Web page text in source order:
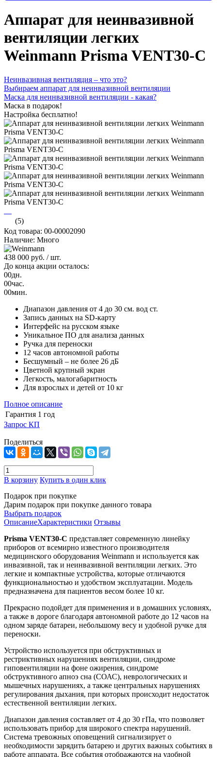
Аппарат для неинвазивной
вентиляции легких
Weinmann Prisma VENT30-C
Неинвазивная вентиляция – что это?
Выбираем аппарат для неинвазивной вентиляции
Маска для неинвазивной вентиляции - какая?
Маска в подарок!
Настройка бесплатно!
(5)
Код товара: 00-00002090
Наличие: Много
438 000 руб. / шт.
До конца акции осталось:
00дн.
00час.
00мин.
Диапазон давления от 4 до 30 см. вод ст.
Запись данных на SD-карту
Интерфейс на русском языке
Уникальное ПО для анализа данных
Ручка для переноски
12 часов автономной работы
Бесшумный – не более 26 дБ
Цветной крупный экран
Легкость, малогабаритность
Для взрослых и детей от 10 кг
Полное описание
Гарантия 1 год
Запрос КП
Поделиться
В корзину Купить в один клик
Подарок при покупке
Дарим подарок при покупке данного товара
Выбрать подарок
ОписаниеХарактеристики Отзывы
Prisma VENT30-С представляет современную линейку
приборов от всемирно известного производителя
медицинского оборудования Weinmann и используется как
инвазивной, так и неинвазивной вентиляции легких. Это
легкие и компактные устройства, которые отличаются
функциональностью и удобством эксплуатации. Модель
предназначена для пациентов весом более 10 кг.
Прекрасно подойдет для применения и в домашних условиях,
а также в дороге благодаря автономной работе до 12 часов на
одном заряде батареи, небольшому весу и удобной ручке для
переноски.
Устройство используется при обструктивных и
рестриктивных нарушениях вентиляции, синдроме
гиповентиляции на фоне ожирения, синдроме
обструктивного апноэ сна (СОАС), неврологических и
мышечных нарушениях, а также центральных нарушениях
регулирования дыхания, при которых происходит недостаток
естественной вентиляции легких.
Диапазон давления составляет от 4 до 30 гПа, что позволяет
использовать прибор для широкого спектра нарушений.
Система тревожных оповещений сигнализирует о
необходимости зарядить батарею и других важных событиях в
работе аппарата. Все события отображаются на удобной